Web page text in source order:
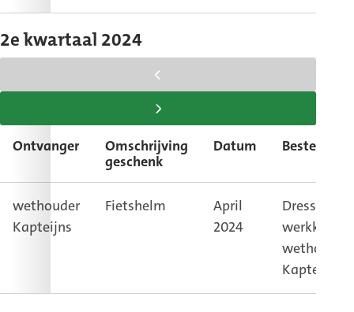
2e kwartaal 2024
naar
links
tabel
rechts
Ontvanger
Omschrijving
geschenk
Datum
wethouder
Kapteijns
Fietshelm
April
2024
Dressoir
werkkamer
wethouder
Kapteijns